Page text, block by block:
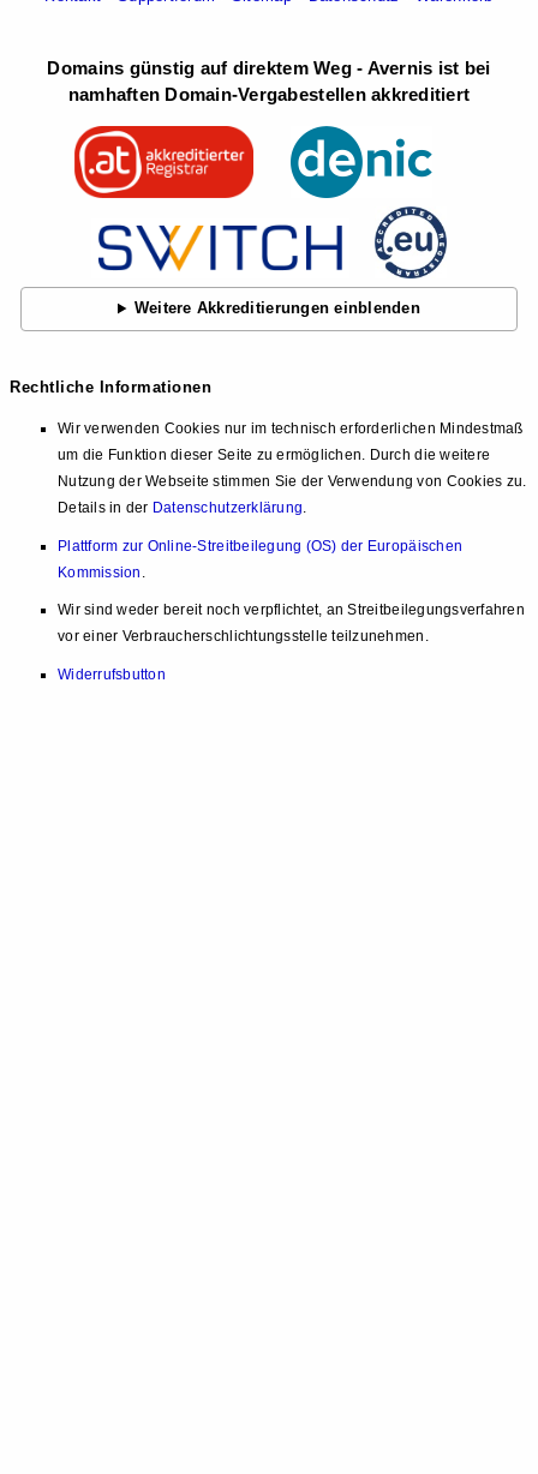
Domains günstig auf direktem Weg - Avernis ist bei
namhaften Domain-Vergabestellen akkreditiert
Weitere Akkreditierungen einblenden
Rechtliche Informationen
Wir verwenden Cookies nur im technisch erforderlichen Mindestmaß
um die Funktion dieser Seite zu ermöglichen. Durch die weitere
Nutzung der Webseite stimmen Sie der Verwendung von Cookies zu.
Details in der Datenschutzerklärung.
Plattform zur Online-Streitbeilegung (OS) der Europäischen
Kommission
Wir sind weder bereit noch verpflichtet, an Streitbeilegungsverfahren
vor einer Verbraucherschlichtungsstelle teilzunehmen.
Widerrufsbutton